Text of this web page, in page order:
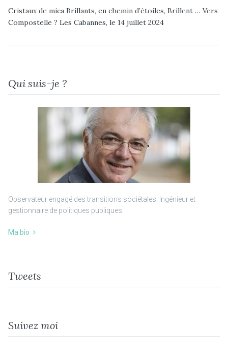
Cristaux de mica Brillants, en chemin d’étoiles, Brillent … Vers
Compostelle ? Les Cabannes, le 14 juillet 2024
Qui suis-je ?
Observateur engagé des transitions sociétales. Ingénieur et
gestionnaire de politiques publiques.
Ma bio
Tweets
Suivez moi